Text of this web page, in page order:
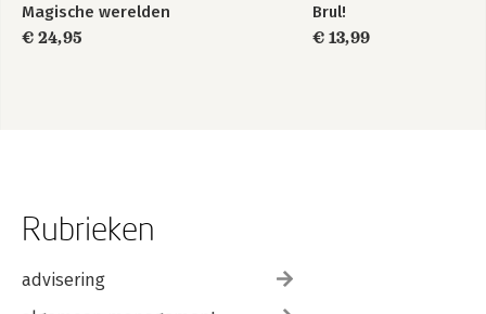
Magische werelden
€ 24,95
Brul!
€ 13,99
Rubrieken
advisering